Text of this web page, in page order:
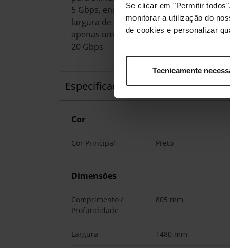
Se clicar em "Permitir
monitorar a utilização do
de cookies e personalizar
Tecnicamente
5 Gbps, enquanto as duas portas USB
largura de banda total de 20 Gbps. Se
apenas uma porta USB Tipo C, esta
20 Gbps
Especificação
Cor
Cor Principal Preto
Dimensões
Comprimento /
Profundidade
805 mm
Largura 1480 mm